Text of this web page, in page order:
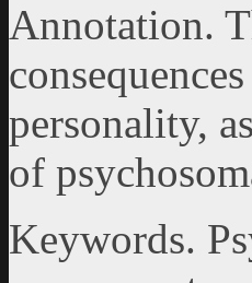
Annotation.
personality,
of
Keywords.